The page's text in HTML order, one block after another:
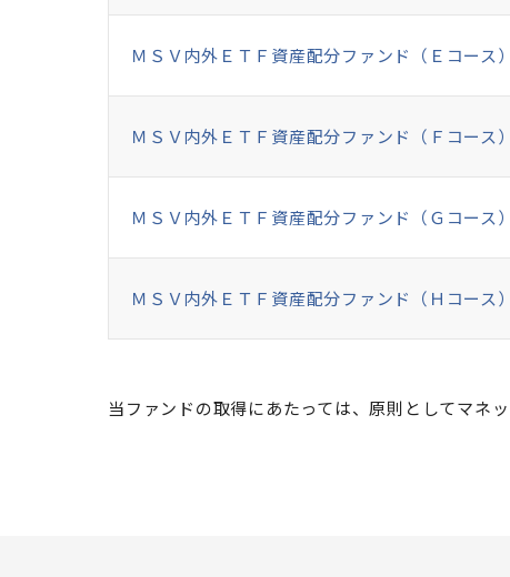
ＭＳＶ内外ＥＴＦ資産配分ファンド（Ｅコース）
ＭＳＶ内外ＥＴＦ資産配分ファンド（Ｆコース）
ＭＳＶ内外ＥＴＦ資産配分ファンド（Ｇコース）
ＭＳＶ内外ＥＴＦ資産配分ファンド（Ｈコース）
当ファンドの取得にあたっては、原則としてマネ